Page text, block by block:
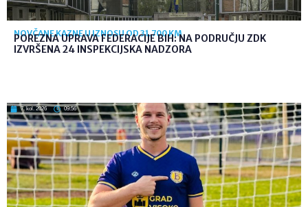
NOVČANE KAZNE U IZNOSU OD 31.700 KM
POREZNA UPRAVA FEDERACIJE BIH: NA PODRUČJU ZDK
IZVRŠENA 24 INSPEKCIJSKA NADZORA
7. kol. 2026 09:56